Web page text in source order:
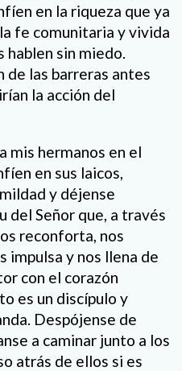
en la riqueza que ya
fe comunitaria y vivida
hablen sin miedo.
de las barreras antes
la acción del
mis hermanos en el
en sus laicos,
y déjense
del Señor que, a través
reconforta, nos
impulsa y nos llena de
con el corazón
es un discípulo y
Despójense de
a caminar junto a los
atrás de ellos si es